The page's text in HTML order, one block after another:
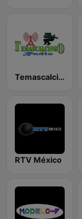
Temascalcingo Radio
RTV México